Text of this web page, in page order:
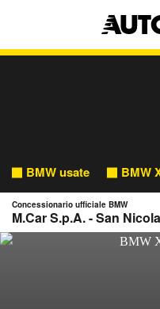
BMW usate BMW
Concessionario ufficiale BMW
M.Car S.p.A. - San